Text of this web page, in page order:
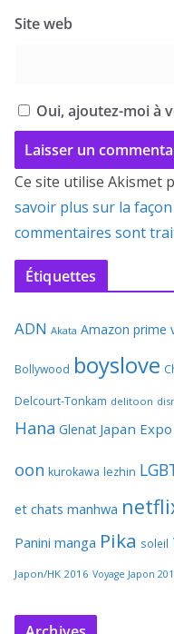
Site web
Oui, ajoutez-moi à
Ce site utilise Akismet
savoir plus sur la
commentaires sont
Étiquettes
ADN Akata Amazon prime
Bollywood boyslove
Delcourt-Tonkam delitoon
Hana Glenat Japan Expo
oon kurokawa lezhin
et chats manhwa
Panini manga Pika soleil
Japon/HK 2016 Voyage Japon